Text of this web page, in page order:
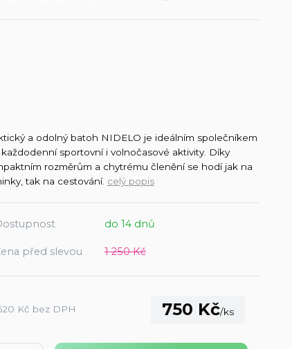
a odolný batoh NIDELO je ideálním společníkem
sportovní i volnočasové aktivity. Díky
rozměrům a chytrému členění se hodí jak na
tak na cestování. celý popis
do 14 dnů
před slevou 1 250 Kč
750 Kč/ks
Kč bez DPH